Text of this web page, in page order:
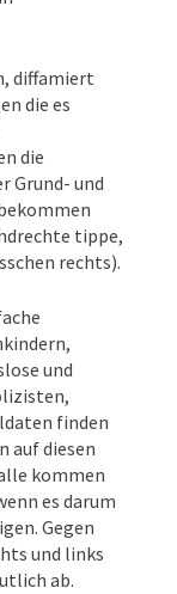
diffamiert
die es
die
Grund- und
tippe,
rechts).
und
finden
auf diesen
kommen
es darum
Gegen
und links
ab.